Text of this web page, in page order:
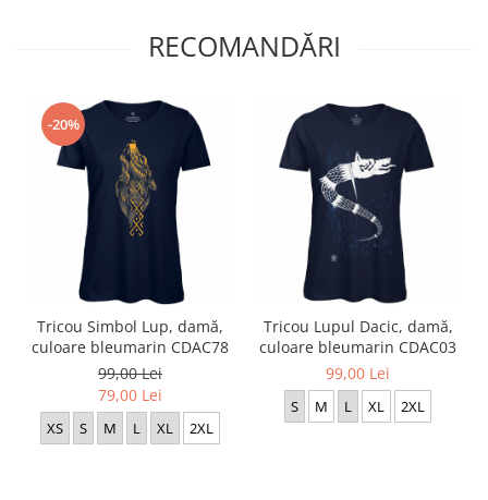
RECOMANDĂRI
-20%
Tricou Simbol Lup, damă,
culoare bleumarin CDAC78
99,00 Lei
79,00 Lei
XS S M L XL 2XL
Tricou Lupul Dacic, damă,
culoare bleumarin CDAC03
99,00 Lei
S M L XL 2XL